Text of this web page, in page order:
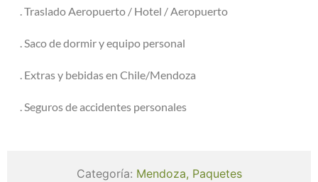
. Traslado Aeropuerto / Hotel / Aeropuerto
. Saco de dormir y equipo personal
. Extras y bebidas en Chile/Mendoza
. Seguros de accidentes personales
Categoría: Mendoza, Paquetes